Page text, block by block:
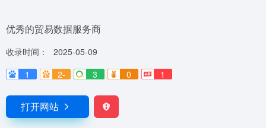
优秀的贸易数据服务商
收录时间：
2025-05-09
1
2- 3 0 1
打开网站